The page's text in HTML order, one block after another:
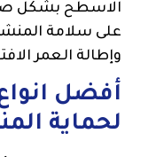
الاسطح بشكل
على سلامة
وإطالة العمر
أفضل
لحماية